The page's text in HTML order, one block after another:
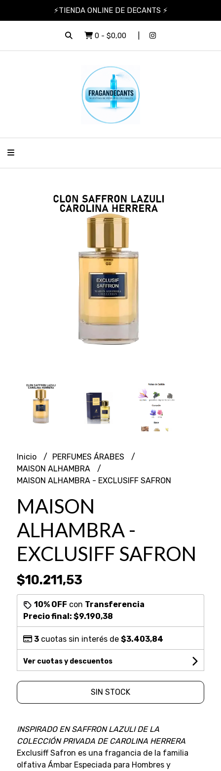
⚡TIENDA ONLINE DE DECANTS ⚡
0 - $0,00
Inicio
PERFUMES ÁRABES
MAISON ALHAMBRA
MAISON ALHAMBRA - EXCLUSIFF SAFRON
MAISON
ALHAMBRA -
EXCLUSIFF SAFRON
$10.211,53
10% OFF con Transferencia
Precio final: $9.190,38
3cuotas sin interés de $3.403,84
Ver cuotas y descuentos
SIN STOCK
INSPIRADO EN SAFFRON LAZULI DE LA
COLECCIÓN PRIVADA DE CAROLINA HERRERA
Exclusiff Safron es una fragancia de la familia
olfativa Ámbar Especiada para Hombres y